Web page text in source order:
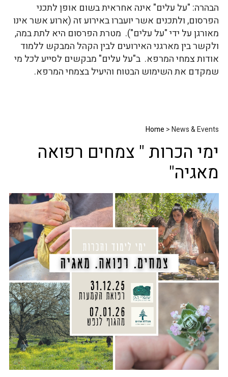
הבהרה: "על עלים" אינה אחראית בשום אופן לתכני
הפרסום, ולתכנים אשר יועברו באירוע זה (ארוע אשר אינו
מאורגן על ידי "על עלים"). מטרת הפרסום היא לתת במה,
ולקשר בין מארגני האירועים לבין הקהל המבקש ללמוד
אודות צמחי המרפא. ב"על עלים" מבקשים לסייע לכל מי
שמקדם את השימוש הבטוח והיעיל בצמחי המרפא.
Home > News & Events
ימי הכרות " צמחים רפואה
מאגיה"